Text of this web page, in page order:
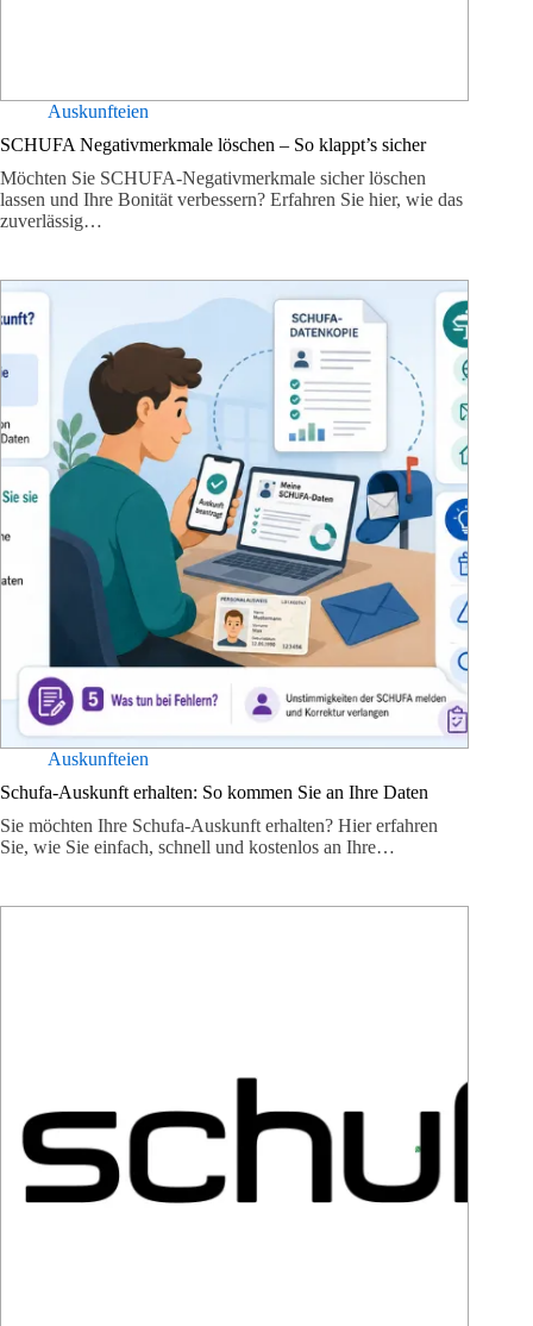
Auskunfteien
SCHUFA Negativmerkmale löschen – So klappt’s sicher
Möchten Sie SCHUFA-Negativmerkmale sicher löschen
lassen und Ihre Bonität verbessern? Erfahren Sie hier, wie das
zuverlässig…
Auskunfteien
Schufa-Auskunft erhalten: So kommen Sie an Ihre Daten
Sie möchten Ihre Schufa-Auskunft erhalten? Hier erfahren
Sie, wie Sie einfach, schnell und kostenlos an Ihre…